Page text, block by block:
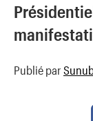
Publié par